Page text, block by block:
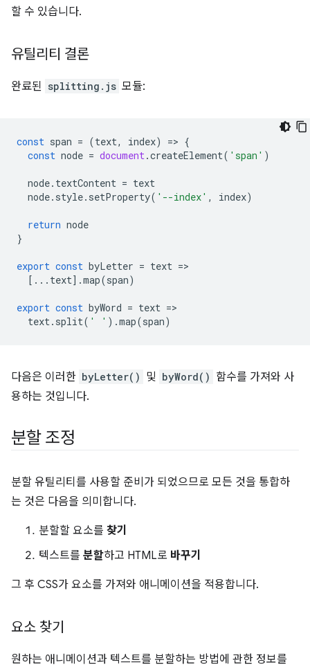
할 수 있습니다.
유틸리티 결론
완료된 splitting.js 모듈:
const span = (text, index) => {
const node = document.createElement( 'span' )
node. textContent = text
node. style. setProperty( '--index' , index)
return node
}
export const byLetter = text =
[... text].map(span)
export const byWord = text =
text. split( ' ' ).map(span)
다음은 이러한 byLetter() 및 byWord() 함수를 가져와 사
용하는 것입니다.
분할 조정
분할 유틸리티를 사용할 준비가 되었으므로 모든 것을 통합하
는 것은 다음을 의미합니다.
분할할 요소를 찾기
텍스트를 분할하고 HTML로 바꾸기
그 후 CSS가 요소를 가져와 애니메이션을 적용합니다.
요소 찾기
원하는 애니메이션과 텍스트를 분할하는 방법에 관한 정보를